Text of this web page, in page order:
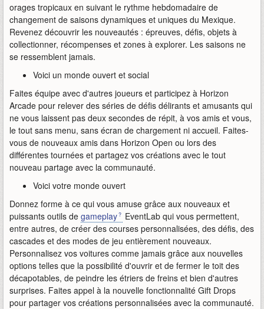
orages tropicaux en suivant le rythme hebdomadaire de
changement de saisons dynamiques et uniques du Mexique.
Revenez découvrir les nouveautés : épreuves, défis, objets à
collectionner, récompenses et zones à explorer. Les saisons ne
se ressemblent jamais.
Voici un monde ouvert et social
Faites équipe avec d'autres joueurs et participez à Horizon
Arcade pour relever des séries de défis délirants et amusants qui
ne vous laissent pas deux secondes de répit, à vos amis et vous,
le tout sans menu, sans écran de chargement ni accueil. Faites-
vous de nouveaux amis dans Horizon Open ou lors des
différentes tournées et partagez vos créations avec le tout
nouveau partage avec la communauté.
Voici votre monde ouvert
Donnez forme à ce qui vous amuse grâce aux nouveaux et
puissants outils de gameplay
EventLab qui vous permettent,
entre autres, de créer des courses personnalisées, des défis, des
cascades et des modes de jeu entièrement nouveaux.
Personnalisez vos voitures comme jamais grâce aux nouvelles
options telles que la possibilité d'ouvrir et de fermer le toit des
décapotables, de peindre les étriers de freins et bien d'autres
surprises. Faites appel à la nouvelle fonctionnalité Gift Drops
pour partager vos créations personnalisées avec la communauté.